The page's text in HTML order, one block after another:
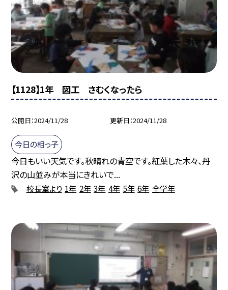
【1128】1年 図工 さむくなったら
公開日 2024/11/28 更新日 2024/11/28
今日の相っ子
今日もいい天気です。秋晴れの青空です。紅葉した木々、丹
沢の山並みが本当にきれいで...
校長室より 1年 2年 3年 4年 5年 6年 全学年